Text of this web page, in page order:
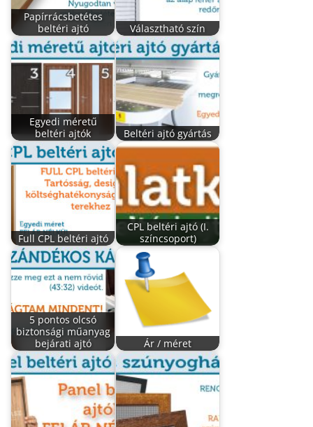
Papírrácsbetétes
beltéri ajtó
Választható szín
Egyedi méretű
beltéri ajtók
Beltéri ajtó gyártás
Full CPL beltéri ajtó
CPL beltéri ajtó (I.
színcsoport)
5 pontos olcsó
biztonsági műanyag
bejárati ajtó
Ár / méret